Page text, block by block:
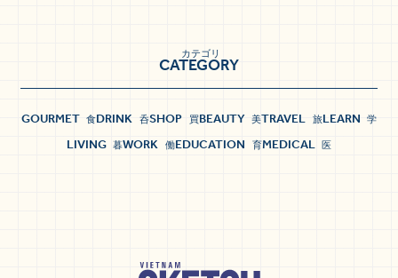
CATEGORY
カテゴリ
GOURMET 食DRINK 呑SHOP 買BEAUTY 美TRAVEL 旅LEARN 学
LIVING 暮WORK 働EDUCATION 育MEDICAL 医